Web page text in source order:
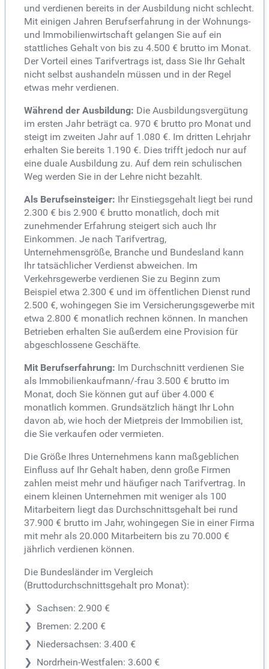
und verdienen bereits in der Ausbildung nicht schlecht.
Mit einigen Jahren Berufserfahrung in der Wohnungs-
und Immobilienwirtschaft gelangen Sie auf ein
stattliches Gehalt von bis zu 4.500 € brutto im Monat.
Der Vorteil eines Tarifvertrags ist, dass Sie Ihr Gehalt
nicht selbst aushandeln müssen und in der Regel
etwas mehr verdienen.
Während der Ausbildung: Die Ausbildungsvergütung
im ersten Jahr beträgt ca. 970 € brutto pro Monat und
steigt im zweiten Jahr auf 1.080 €. Im dritten Lehrjahr
erhalten Sie bereits 1.190 €. Dies trifft jedoch nur auf
eine duale Ausbildung zu. Auf dem rein schulischen
Weg werden Sie in der Lehre nicht bezahlt.
Als Berufseinsteiger: Ihr Einstiegsgehalt liegt bei rund
2.300 € bis 2.900 € brutto monatlich, doch mit
zunehmender Erfahrung steigert sich auch Ihr
Einkommen. Je nach Tarifvertrag,
Unternehmensgröße, Branche und Bundesland kann
Ihr tatsächlicher Verdienst abweichen. Im
Verkehrsgewerbe verdienen Sie zu Beginn zum
Beispiel etwa 2.300 € und im öffentlichen Dienst rund
2.500 €, wohingegen Sie im Versicherungsgewerbe mit
etwa 2.800 € monatlich rechnen können. In manchen
Betrieben erhalten Sie außerdem eine Provision für
abgeschlossene Geschäfte.
Mit Berufserfahrung: Im Durchschnitt verdienen Sie
als Immobilienkaufmann/-frau 3.500 € brutto im
Monat, doch Sie können gut auf über 4.000 €
monatlich kommen. Grundsätzlich hängt Ihr Lohn
davon ab, wie hoch der Mietpreis der Immobilien ist,
die Sie verkaufen oder vermieten.
Die Größe Ihres Unternehmens kann maßgeblichen
Einfluss auf Ihr Gehalt haben, denn große Firmen
zahlen meist mehr und häufiger nach Tarifvertrag. In
einem kleinen Unternehmen mit weniger als 100
Mitarbeitern liegt das Durchschnittsgehalt bei rund
37.900 € brutto im Jahr, wohingegen Sie in einer Firma
mit mehr als 20.000 Mitarbeitern bis zu 70.000 €
jährlich verdienen können.
Die Bundesländer im Vergleich
(Bruttodurchschnittsgehalt pro Monat):
Sachsen: 2.900 €
Bremen: 2.200 €
Niedersachsen: 3.400 €
Nordrhein-Westfalen: 3.600 €